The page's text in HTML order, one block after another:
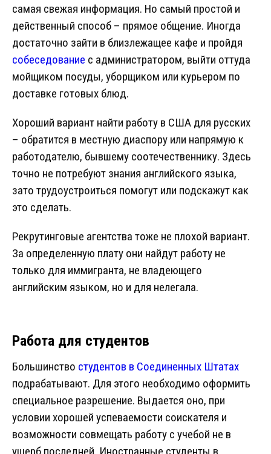
самая свежая информация. Но самый простой и
действенный способ – прямое общение. Иногда
достаточно зайти в близлежащее кафе и пройдя
собеседование с администратором, выйти оттуда
мойщиком посуды, уборщиком или курьером по
доставке готовых блюд.
Хороший вариант найти работу в США для русских
– обратится в местную диаспору или напрямую к
работодателю, бывшему соотечественнику. Здесь
точно не потребуют знания английского языка,
зато трудоустроиться помогут или подскажут как
это сделать.
Рекрутинговые агентства тоже не плохой вариант.
За определенную плату они найдут работу не
только для иммигранта, не владеющего
английским языком, но и для нелегала.
Работа для студентов
Большинство студентов в Соединенных Штатах
подрабатывают. Для этого необходимо оформить
специальное разрешение. Выдается оно, при
условии хорошей успеваемости соискателя и
возможности совмещать работу с учебой не в